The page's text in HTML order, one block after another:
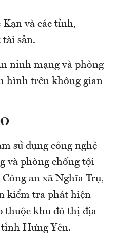
và các tỉnh,
sản.
ninh mạng và phòng
hình trên không gian
sử dụng công nghệ
và phòng chống tội
an xã Nghĩa Trụ,
kiểm tra phát hiện
thuộc khu đô thị địa
Hưng Yên.